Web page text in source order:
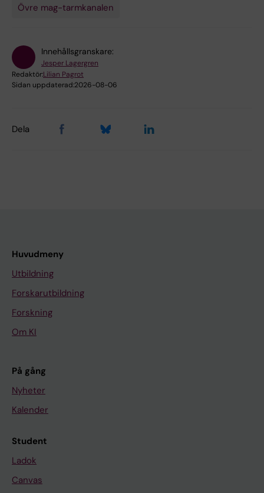
Övre mag-tarmkanalen
Innehållsgranskare:
Jesper Lagergren
Redaktör:Lilian Pagrot
Sidan uppdaterad:2026-08-06
Dela
Huvudmeny
Utbildning
Forskarutbildning
Forskning
Om KI
På gång
Nyheter
Kalender
Student
Ladok
Canvas